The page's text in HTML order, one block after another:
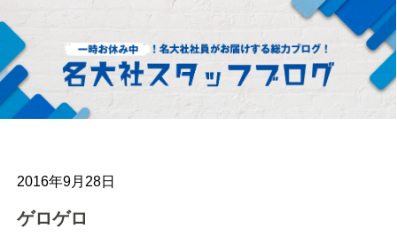
2016年9月28日
ゲロゲロ